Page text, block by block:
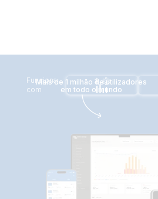
Mais de 1 milhão de utilizadores
em todo o mundo
Funciona
com